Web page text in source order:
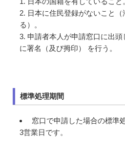
日本に住民登録がないこと
る）。
申請者本人が申請窓口に出
に署名（及び拇印） を行う。
標準処理期間
窓口で申請した場合の標準
3営業日です。